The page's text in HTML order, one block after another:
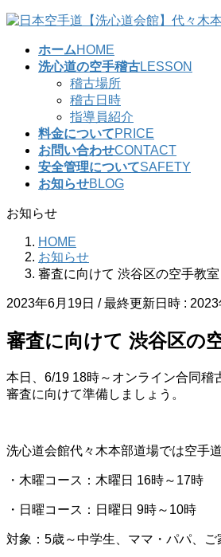
コ
ナ
ホームHOME
洗心道の空手稽古LESSON
稽古場所
稽古日時
指導員紹介
料金についてPRICE
お問い合わせCONTACT
安全管理についてSAFETY
お知らせBLOG
お知らせ
HOME
お知らせ
審査に向けて 渋谷区の空手教
2023年6月19日 / 最終更新日時 : 2023
審査に向けて 渋谷区の
本日、6/19 18時～オンライン合同稽
審査に向けて準備しましょう。
洗心道会館代々木本部道場では空手
・木曜コース：木曜日 16時～17時
・日曜コース：日曜日 9時～10時
対象：5歳～中学生、ママ・パパ、ご